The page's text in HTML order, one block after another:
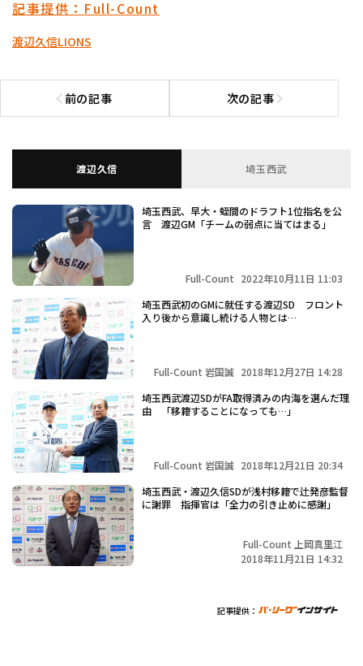
特定商取引法の表示
記事提供：Full-Count
渡辺久信LIONS
前の記事
前の記事へ 次の記事次の記事へ
渡辺久信 埼玉西武
埼玉西武、早大・蛭間のドラフト1位指名を公
言 渡辺GM「チームの弱点に当てはまる」
Full-Count 2022年10月11日 11:03
埼玉西武初のGMに就任する渡辺SD フロント
入り後から意識し続ける人物とは…
Full-Count 岩国誠 2018年12月27日 14:28
埼玉西武渡辺SDがFA取得済みの内海を選んだ理
由 「移籍することになっても…」
Full-Count 岩国誠 2018年12月21日 20:34
埼玉西武・渡辺久信SDが浅村移籍で辻発彦監督
に謝罪 指揮官は「全力の引き止めに感謝」
Full-Count 上岡真里江
2018年11月21日 14:32
記事提供：